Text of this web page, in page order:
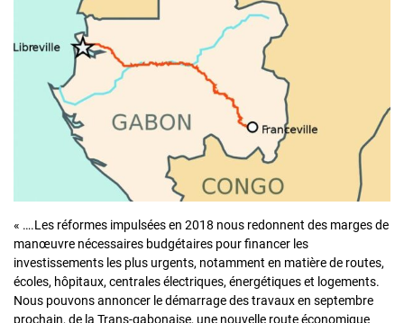
« ….Les réformes impulsées en 2018 nous redonnent des marges de
manœuvre nécessaires budgétaires pour financer les
investissements les plus urgents, notamment en matière de routes,
écoles, hôpitaux, centrales électriques, énergétiques et logements.
Nous pouvons annoncer le démarrage des travaux en septembre
prochain, de la Trans-gabonaise, une nouvelle route économique